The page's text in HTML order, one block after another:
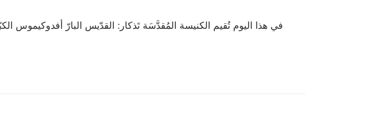
في هذا اليوم تُقيم الكنيسة المُقدَّسَة تَذكار: القدّيس البارّ